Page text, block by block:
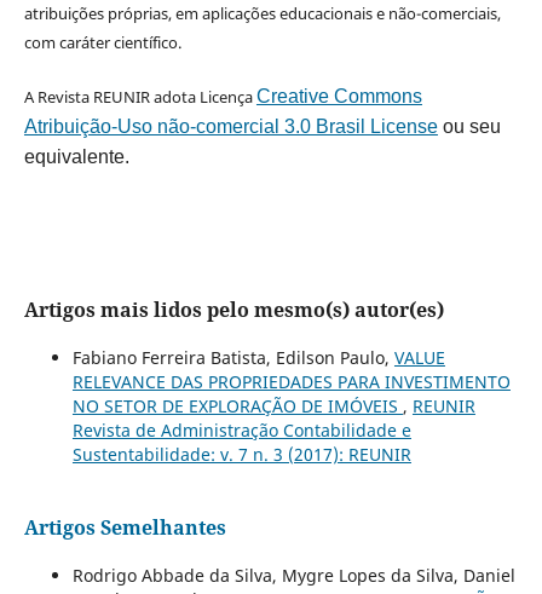
atribuições próprias, em aplicações educacionais e não-comerciais,
com caráter científico.
A Revista REUNIR adota LicençaCreative Commons
Atribuição-Uso não-comercial 3.0 Brasil Licenseou seu
equivalente.
Artigos mais lidos pelo mesmo(s) autor(es)
Fabiano Ferreira Batista, Edilson Paulo, VALUE
RELEVANCE DAS PROPRIEDADES PARA INVESTIMENTO
NO SETOR DE EXPLORAÇÃO DE IMÓVEIS , REUNIR
Revista de Administração Contabilidade e
Sustentabilidade: v. 7 n. 3 (2017): REUNIR
Artigos Semelhantes
Rodrigo Abbade da Silva, Mygre Lopes da Silva, Daniel